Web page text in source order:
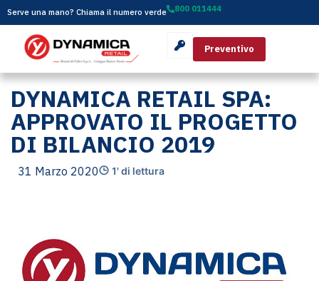
Serve una mano? Chiama il numero verde 800 011444
Preventivo
DYNAMICA RETAIL SPA:
APPROVATO IL PROGETTO
DI BILANCIO 2019
31 Marzo 2020 1' di lettura